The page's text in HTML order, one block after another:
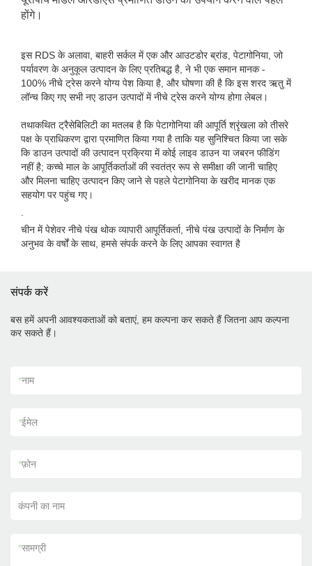
होंगे।
इस RDS के अलावा, बाहरी सर्कल में एक और आउटडोर ब्रांड, पेटागोनिया, जो
पर्यावरण के अनुकूल उत्पादन के लिए प्रतिबद्ध है, ने भी एक समान मानक -
100% नीचे ट्रेस करने योग्य पेश किया है, और घोषणा की है कि इस शरद ऋतु में
लॉन्च किए गए सभी नए डाउन उत्पादों में नीचे ट्रेस करने योग्य होगा लेबल।
तथाकथित ट्रैसेबिलिटी का मतलब है कि पेटागोनिया की आपूर्ति श्रृंखला को तीसरे
पक्ष के प्राधिकरण द्वारा प्रमाणित किया गया है ताकि यह सुनिश्चित किया जा सके
कि डाउन उत्पादों की उत्पादन प्रक्रिया में कोई लाइव डाउन या जबरन फीडिंग
नहीं है; कच्चे माल के आपूर्तिकर्ताओं की स्वतंत्र रूप से समीक्षा की जानी चाहिए
और मिलना चाहिए उत्पादन किए जाने से पहले पेटागोनिया के खरीद मानक एक
सहयोग पर पहुंच गए।
चीन में पेशेवर नीचे पंख थोक व्यापारी आपूर्तिकर्ता, नीचे पंख उत्पादों के निर्माण के
अनुभव के वर्षों के साथ, हमसे संपर्क करने के लिए आपका स्वागत है
संपर्क करें
बस हमें अपनी आवश्यकताओं को बताएं, हम कल्पना कर सकते हैं जितना आप कल्पना
कर सकते हैं।
*नाम
*ईमेल
*फ़ोन
कंपनी का नाम
*सामग्री